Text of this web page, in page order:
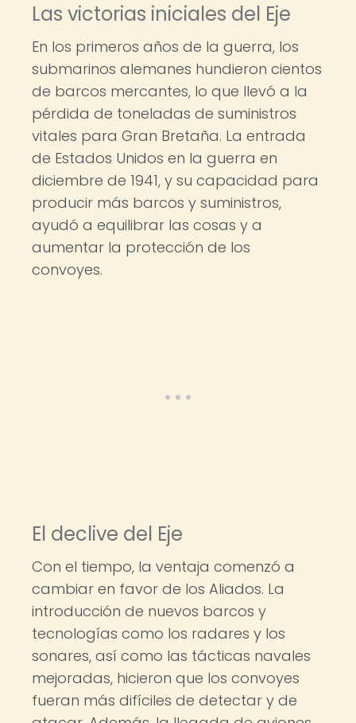
Las victorias iniciales del Eje
En los primeros años de la guerra, los
submarinos alemanes hundieron cientos
de barcos mercantes, lo que llevó a la
pérdida de toneladas de suministros
vitales para Gran Bretaña. La entrada
de Estados Unidos en la guerra en
diciembre de 1941, y su capacidad para
producir más barcos y suministros,
ayudó a equilibrar las cosas y a
aumentar la protección de los
convoyes.
El declive del Eje
Con el tiempo, la ventaja comenzó a
cambiar en favor de los Aliados. La
introducción de nuevos barcos y
tecnologías como los radares y los
sonares, así como las tácticas navales
mejoradas, hicieron que los convoyes
fueran más difíciles de detectar y de